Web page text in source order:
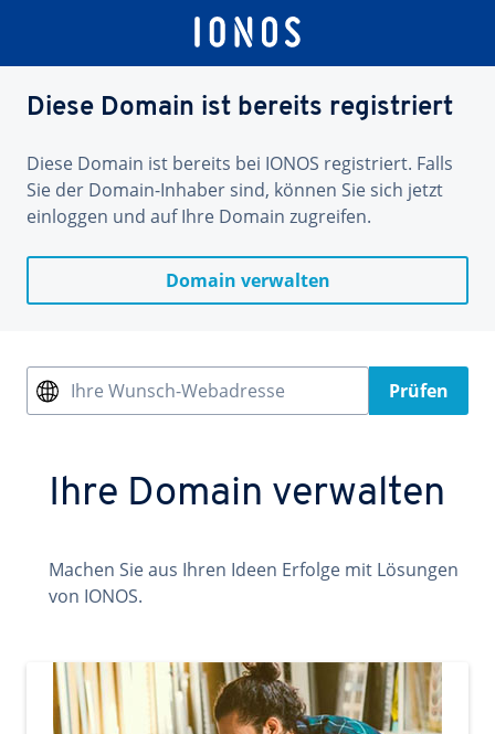
Diese Domain ist bereits registriert
Diese Domain ist bereits bei IONOS registriert. Falls
Sie der Domain-Inhaber sind, können Sie sich jetzt
einloggen und auf Ihre Domain zugreifen.
Domain verwalten
Ihre Wunsch-Webadresse Prüfen
Ihre Domain verwalten
Machen Sie aus Ihren Ideen Erfolge mit Lösungen
von IONOS.